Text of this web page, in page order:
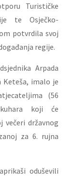
Turističke
te Osječko-
potvrdila svoj
regije.
Arpada
Keteša, imalo je
(56
koji će
državnog
za 6. rujna
oduševili